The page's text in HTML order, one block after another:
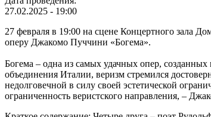
27.02.2025 - 19:00
27 февраля в 19:00 на сцене Концертного зала
оперу Джакомо Пуччини «Богема».
Богема – одна из самых удачных опер,
объединения Италии, веризм стремился
недолговечной в силу своей эстетической
ограниченность веристского направления, –